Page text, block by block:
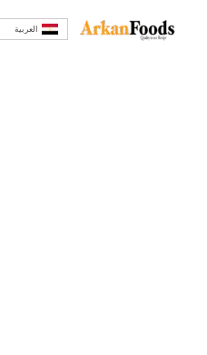
العربية
الأصلي الحالي